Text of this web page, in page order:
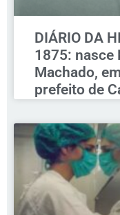
DIÁRIO DA
1875: nasce
Machado,
prefeito de